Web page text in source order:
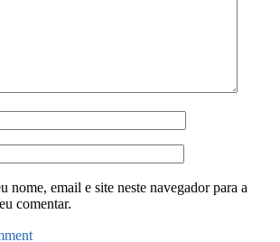
nome, email e site neste navegador para a
comentar.